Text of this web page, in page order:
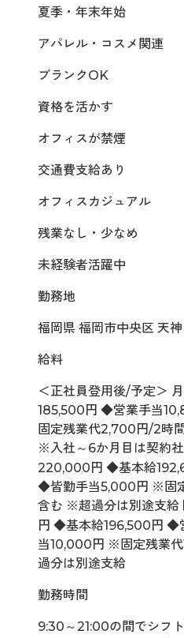
夏季・年末年始
アパレル・コスメ関連
ブランクOK
資格を活かす
オフィスが禁煙
交通費支給あり
オフィスカジュアル
残業なし・少なめ
未経験者活躍中
勤務地
福岡県 福岡市中央区 天神
給料
＜正社員登用後/予定＞
185,500円 ◆営業手当
固定残業代2,700円/2時
※入社～6か月目は契約
220,000円 ◆基本給
◆皆勤手当5,000円 ※固
含む ※超過分は別途支
円 ◆基本給196,500円 ◆
当10,000円 ※固定残業
過分は別途支給
勤務時間
9:30～21:00の間でシフ